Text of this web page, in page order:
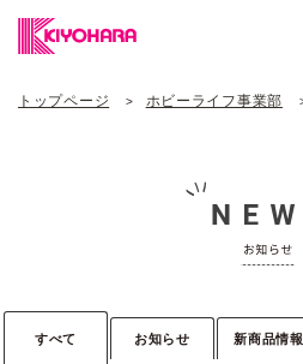
トップページ ホビーライフ事業部
すべて お知らせ 新商品情報